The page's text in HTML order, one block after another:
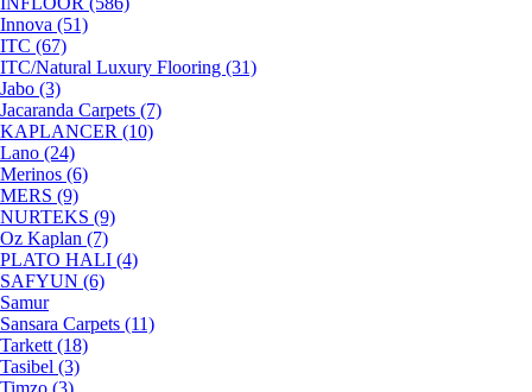
Innova (51)
ITC (67)
ITC/Natural Luxury Flooring (31)
Jabo (3)
Jacaranda Carpets (7)
KAPLANCER (10)
Lano (24)
Merinos (6)
MERS (9)
NURTEKS (9)
Oz Kaplan (7)
PLATO HALI (4)
SAFYUN (6)
Samur
Sansara Carpets (11)
Tarkett (18)
Tasibel (3)
Timzo (3)